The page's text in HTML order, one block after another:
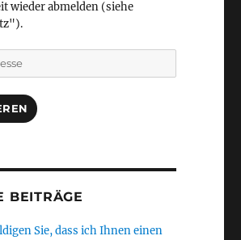
wieder abmelden (siehe
BEITRÄGE
Sie, dass ich Ihnen einen